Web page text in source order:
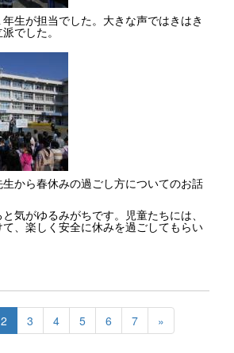
生が担当でした。大きな声ではきはき
でした。
から春休みの過ごし方についてのお話
気がゆるみがちです。児童たちには、
、楽しく安全に休みを過ごしてもらい
2 3 4 5 6 7 »